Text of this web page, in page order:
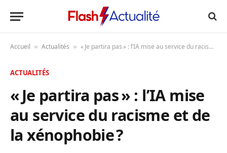
Accueil » Actualités » « Je partira pas » : l’IA mise au service du racisme et de la xénophobie ?
ACTUALITÉS
« Je partira pas » : l’IA mise
au service du racisme et de
la xénophobie ?